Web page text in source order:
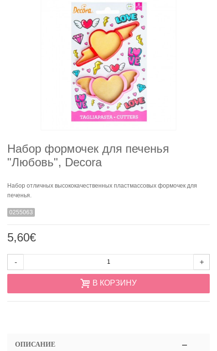
Набор формочек для печенья
"Любовь", Decora
Набор отличных высококачественных пластмассовых формочек для
печенья.
0255063
5,60€
- +
В КОРЗИНУ
ОПИСАНИЕ